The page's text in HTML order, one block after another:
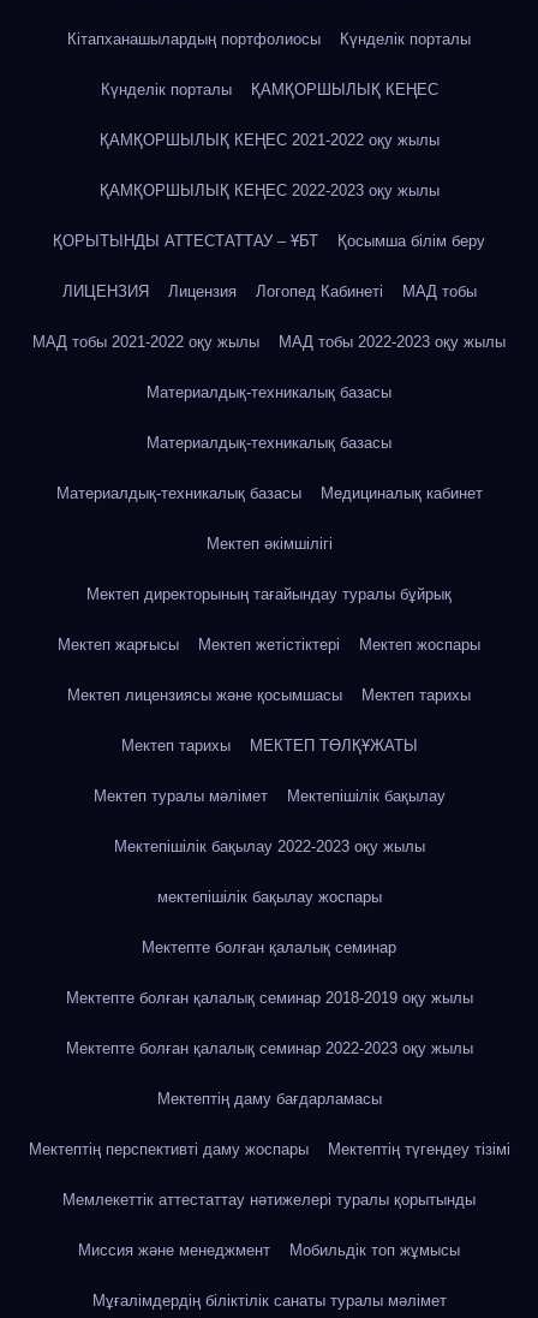
Кітапханашылардың портфолиосы Күнделік порталы
Күнделік порталы ҚАМҚОРШЫЛЫҚ КЕҢЕС
ҚАМҚОРШЫЛЫҚ КЕҢЕС 2021-2022 оқу жылы
ҚАМҚОРШЫЛЫҚ КЕҢЕС 2022-2023 оқу жылы
ҚОРЫТЫНДЫ АТТЕСТАТТАУ – ҰБТ Қосымша білім беру
ЛИЦЕНЗИЯ Лицензия Логопед Кабинеті МАД тобы
МАД тобы 2021-2022 оқу жылы МАД тобы 2022-2023 оқу жылы
Материалдық-техникалық базасы
Материалдық-техникалық базасы
Материалдық-техникалық базасы Медициналық кабинет
Мектеп әкімшілігі
Мектеп директорының тағайындау туралы бұйрық
Мектеп жарғысы Мектеп жетістіктері Мектеп жоспары
Мектеп лицензиясы және қосымшасы Мектеп тарихы
Мектеп тарихы МЕКТЕП ТӨЛҚҰЖАТЫ
Мектеп туралы мәлімет Мектепішілік бақылау
Мектепішілік бақылау 2022-2023 оқу жылы
мектепішілік бақылау жоспары
Мектепте болған қалалық семинар
Мектепте болған қалалық семинар 2018-2019 оқу жылы
Мектепте болған қалалық семинар 2022-2023 оқу жылы
Мектептің даму бағдарламасы
Мектептің перспективті даму жоспары Мектептің түгендеу тізімі
Мемлекеттік аттестаттау нәтижелері туралы қорытынды
Миссия және менеджмент Мобильдік топ жұмысы
Мұғалімдердің біліктілік санаты туралы мәлімет